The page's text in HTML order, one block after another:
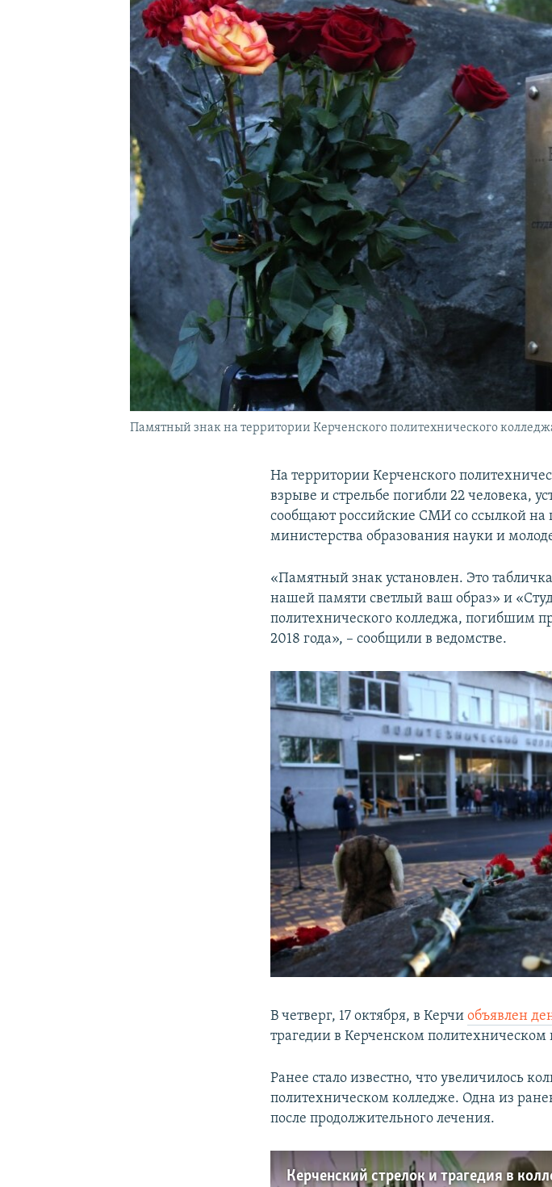
УКРАИНСКАЯ ПРОБЛЕМА КРЫМА
Памятный знак на территории Керченского политехнического
На территории Керченского
взрыве и стрельбе погибли 22 человека,
сообщают российские СМИ со ссылкой на
министерства образования науки и
«Памятный знак установлен. Это
нашей памяти светлый ваш образ» и
политехнического колледжа, погибшим
2018 года», – сообщили в ведомстве.
В четверг, 17 октября, в Керчиобъявлен
трагедии в Керченском политехническом
Ранее стало известно, что увеличилось
политехническом колледже. Одна из
после продолжительного лечения.